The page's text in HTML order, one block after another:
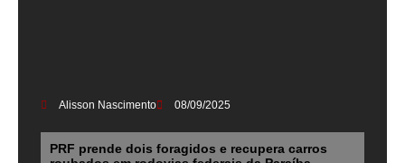
Alisson Nascimento 08/09/2025
PRF prende dois foragidos e recupera carros